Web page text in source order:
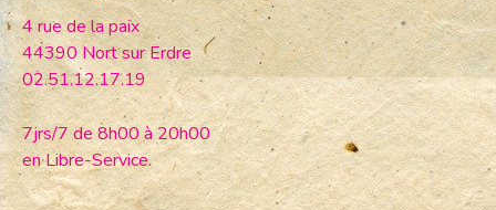
4 rue de la paix
44390 Nort sur Erdre
02.51.12.17.19
7jrs/7 de 8h00 à 20h00
en Libre-Service.